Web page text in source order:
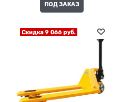
ПОД ЗАКАЗ
Скидка 9 066 руб.